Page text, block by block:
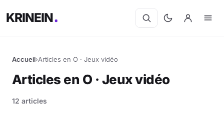
KRINEIN
Cinéma
Séries
Accueil›Articles en O · Jeux vidéo
Articles en O · Jeux vidéo
12 articles